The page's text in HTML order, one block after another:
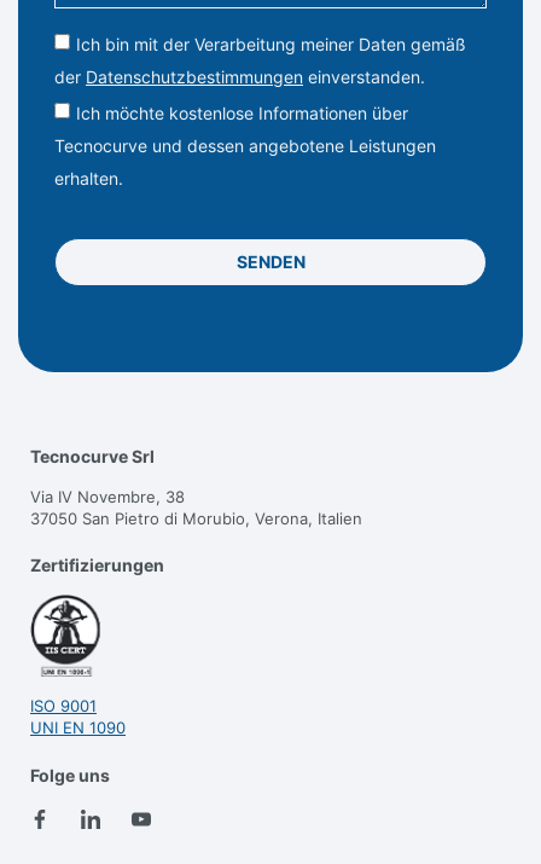
Ich bin mit der Verarbeitung meiner Daten gemäß
der Datenschutzbestimmungen einverstanden.
Ich möchte kostenlose Informationen über
Tecnocurve und dessen angebotene Leistungen
erhalten.
SENDEN
Tecnocurve Srl
Via IV Novembre, 38
37050 San Pietro di Morubio, Verona, Italien
Zertifizierungen
ISO 9001
UNI EN 1090
Folge uns